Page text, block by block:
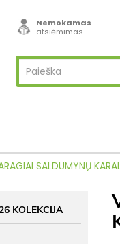
Nemokamas
atsiėmimas
SALDUMYNŲ
KOLEKCIJA